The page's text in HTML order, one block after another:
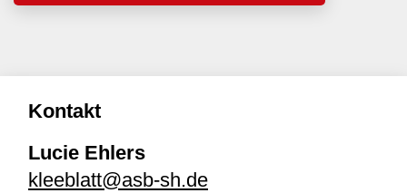
Kontakt
Lucie Ehlers
kleeblatt@asb-sh.de